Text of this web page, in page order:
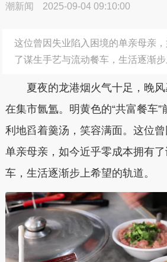
潮新闻 2025-09-04 09:10:00
这位曾因失业陷入困境的单亲母亲
了谋生手艺与流动餐车，生活逐渐步
夏夜的龙港烟火气十足，晚风
在集市氤氲。明黄色的“共富餐车
利地舀着羹汤，笑容满面。这位
单亲母亲，如今近乎零成本拥有
车，生活逐渐步上希望的轨道。